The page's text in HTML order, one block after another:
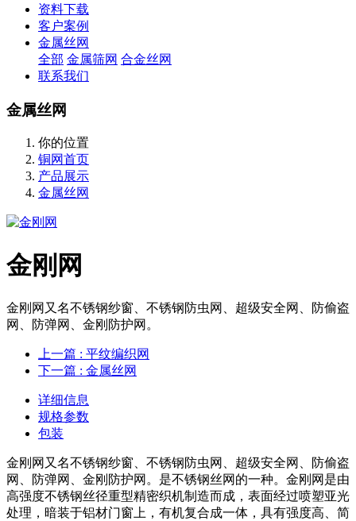
资料下载
客户案例
金属丝网
全部 金属筛网 合金丝网
联系我们
金属丝网
你的位置
铜网首页
产品展示
金属丝网
​金刚网
​金刚网又名不锈钢纱窗、不锈钢防虫网、超级安全网、防偷盗
网、防弹网、金刚防护网。
上一篇 : 平纹编织网
下一篇 : 金属丝网
详细信息
规格参数
包装
金刚网又名不锈钢纱窗、不锈钢防虫网、超级安全网、防偷盗
网、防弹网、金刚防护网。是不锈钢丝网的一种。金刚网是由
高强度不锈钢丝径重型精密织机制造而成，表面经过喷塑亚光
处理，暗装于铝材门窗上，有机复合成一体，具有强度高、简